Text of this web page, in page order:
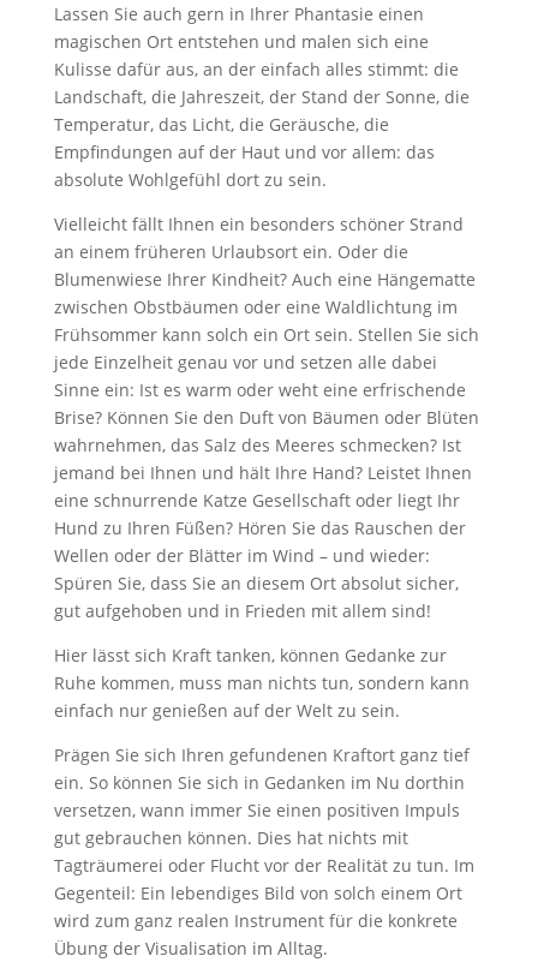
Lassen Sie auch gern in Ihrer Phantasie einen
magischen Ort entstehen und malen sich eine
Kulisse dafür aus, an der einfach alles stimmt: die
Landschaft, die Jahreszeit, der Stand der Sonne, die
Temperatur, das Licht, die Geräusche, die
Empfindungen auf der Haut und vor allem: das
absolute Wohlgefühl dort zu sein.
Vielleicht fällt Ihnen ein besonders schöner Strand
an einem früheren Urlaubsort ein. Oder die
Blumenwiese Ihrer Kindheit? Auch eine Hängematte
zwischen Obstbäumen oder eine Waldlichtung im
Frühsommer kann solch ein Ort sein. Stellen Sie sich
jede Einzelheit genau vor und setzen alle dabei
Sinne ein: Ist es warm oder weht eine erfrischende
Brise? Können Sie den Duft von Bäumen oder Blüten
wahrnehmen, das Salz des Meeres schmecken? Ist
jemand bei Ihnen und hält Ihre Hand? Leistet Ihnen
eine schnurrende Katze Gesellschaft oder liegt Ihr
Hund zu Ihren Füßen? Hören Sie das Rauschen der
Wellen oder der Blätter im Wind – und wieder:
Spüren Sie, dass Sie an diesem Ort absolut sicher,
gut aufgehoben und in Frieden mit allem sind!
Hier lässt sich Kraft tanken, können Gedanke zur
Ruhe kommen, muss man nichts tun, sondern kann
einfach nur genießen auf der Welt zu sein.
Prägen Sie sich Ihren gefundenen Kraftort ganz tief
ein. So können Sie sich in Gedanken im Nu dorthin
versetzen, wann immer Sie einen positiven Impuls
gut gebrauchen können. Dies hat nichts mit
Tagträumerei oder Flucht vor der Realität zu tun. Im
Gegenteil: Ein lebendiges Bild von solch einem Ort
wird zum ganz realen Instrument für die konkrete
Übung der Visualisation im Alltag.